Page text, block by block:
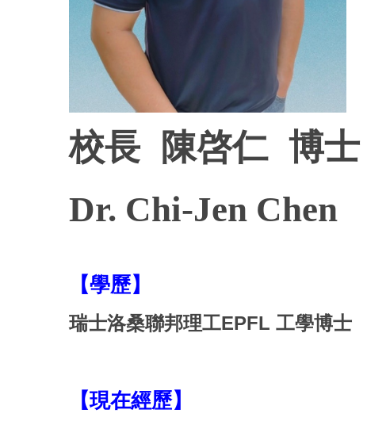
校長 陳啓仁 博士
Dr. Chi-Jen Chen
【學歷】
瑞士洛桑聯邦理工EPFL 工學博士
【現在經歷】